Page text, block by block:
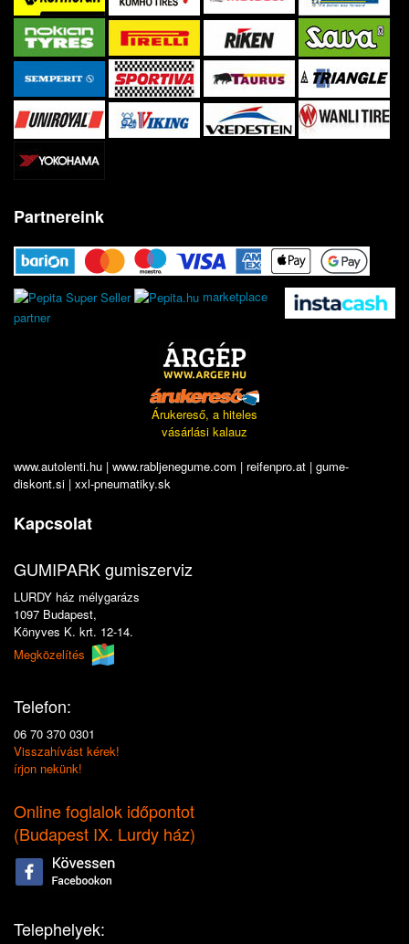
Partnereink
marketplace
partner
Árukereső, a hiteles
vásárlási kalauz
www.autolenti.hu | www.rabljenegume.com | reifenpro.at | gume-
diskont.si | xxl-pneumatiky.sk
Kapcsolat
GUMIPARK gumiszerviz
LURDY ház mélygarázs
1097 Budapest,
Könyves K. krt. 12-14.
Megközelítés
Telefon:
06 70 370 0301
Visszahívást kérek!
írjon nekünk!
Online foglalok időpontot
(Budapest IX. Lurdy ház)
Telephelyek: